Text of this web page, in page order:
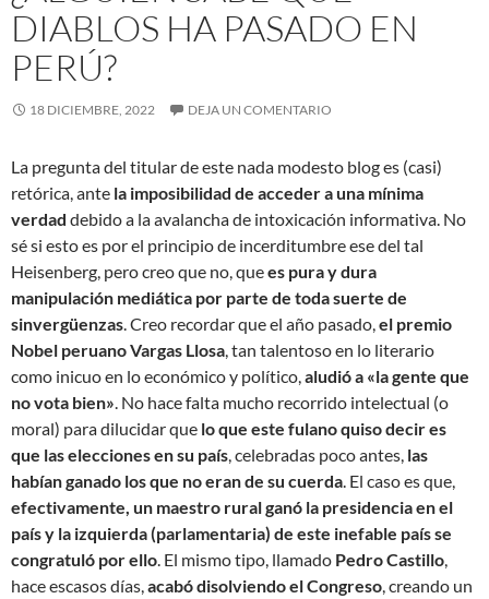
DIABLOS HA PASADO EN
PERÚ?
18 DICIEMBRE, 2022 DEJA UN COMENTARIO
La pregunta del titular de este nada modesto blog es (casi)
retórica, ante la imposibilidad de acceder a una mínima
verdad debido a la avalancha de intoxicación informativa. No
sé si esto es por el principio de incerditumbre ese del tal
Heisenberg, pero creo que no, quees pura y dura
manipulación mediática por parte de toda suerte de
sinvergüenzas. Creo recordar que el año pasado,el premio
Nobel peruano Vargas Llosa, tan talentoso en lo literario
como inicuo en lo económico y político,aludió a «la gente que
no vota bien». No hace falta mucho recorrido intelectual (o
moral) para dilucidar que lo que este fulano quiso decir es
que las elecciones en su país, celebradas poco antes, las
habían ganado los que no eran de su cuerda. El caso es que,
efectivamente, un maestro rural ganó la presidencia en el
país y la izquierda (parlamentaria) de este inefable país se
congratuló por ello. El mismo tipo, llamado Pedro Castillo,
hace escasos días,acabó disolviendo el Congreso, creando un